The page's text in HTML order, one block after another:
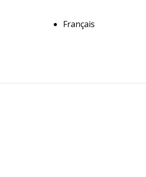
Français